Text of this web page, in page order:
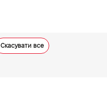
Скасувати все